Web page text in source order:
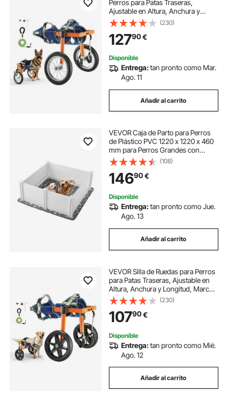
Perros para Patas Traseras,
Ajustable en Altura, Anchura y
Longitud, con Ruedas
Amortiguadoras, Aleación
Aluminio, para Perros Lesionados o
Discapacitados hasta 39 kg
(230)
12790€
Disponible
Entrega:tan pronto como Mar.
Ago. 11
Añadir al carrito
VEVOR Caja de Parto para Perros
de Plástico PVC 1220 x 1220 x 460
mm para Perros Grandes con
Puerta de Altura Ajustable y
Almohadilla Lavable para Orina
Ideal para Cachorros de Interior,
Blanco
(108)
14690€
Disponible
Entrega:tan pronto como Jue.
Ago. 13
Añadir al carrito
VEVOR Silla de Ruedas para Perros
para Patas Traseras, Ajustable en
Altura, Anchura y Longitud, Marco
Ligero, Carrito de Asistencia para
Perros Lesionados Discapacitados
de 15,88-21,77 kg Tamaño M,
(230)
10790€
Disponible
Entrega:tan pronto como Mié.
Ago. 12
Añadir al carrito